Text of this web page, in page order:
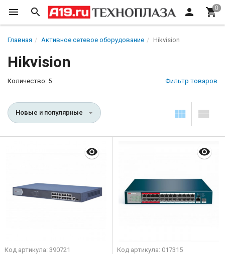
Главная Активное сетевое оборудование Hikvision
Hikvision
Количество: 5 Фильтр товаров
Новые и популярные
Код артикула: 390721 Код артикула: 017315